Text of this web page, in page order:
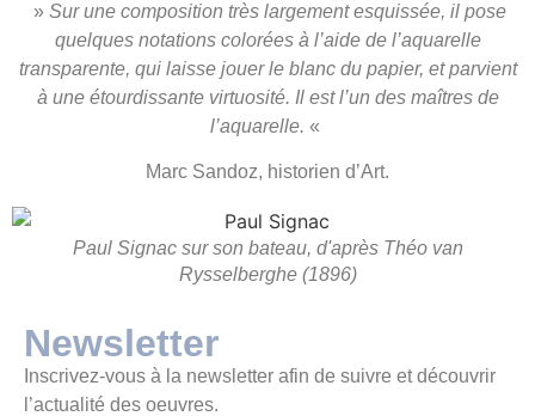
» Sur une composition très largement esquissée, il pose
quelques notations colorées à l’aide de l’aquarelle
transparente, qui laisse jouer le blanc du papier, et parvient
à une étourdissante virtuosité. Il est l’un des maîtres de
l’aquarelle. «
Marc Sandoz, historien d’Art.
Paul Signac sur son bateau, d'après Théo van
Rysselberghe (1896)
Newsletter
Inscrivez-vous à la newsletter afin de suivre et découvrir
l’actualité des oeuvres.